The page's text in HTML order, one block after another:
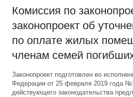
Комиссия по
законопроект об
по оплате жилых
членам семей
Законопроект подготовлен во
Федерации от 25 февраля 2019 года
действующего законодательства